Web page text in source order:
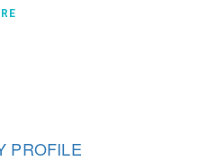
PROFILE